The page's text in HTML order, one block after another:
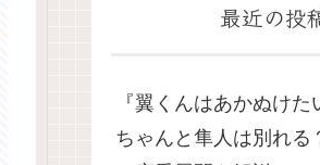
最近の投
『翼くんはあかぬけた
ちゃんと隼人は別れる